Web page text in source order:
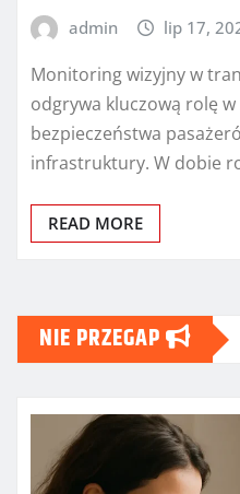
admin lip 17,
Monitoring wizyjny w
odgrywa kluczową rolę
bezpieczeństwa
infrastruktury. W dobie
READ MORE
NIE PRZEGAP